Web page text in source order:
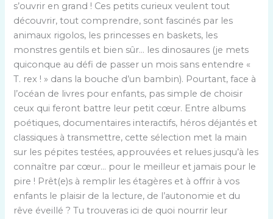
s’ouvrir en grand ! Ces petits curieux veulent tout
découvrir, tout comprendre, sont fascinés par les
animaux rigolos, les princesses en baskets, les
monstres gentils et bien sûr… les dinosaures (je mets
quiconque au défi de passer un mois sans entendre «
T. rex ! » dans la bouche d’un bambin). Pourtant, face à
l’océan de livres pour enfants, pas simple de choisir
ceux qui feront battre leur petit cœur. Entre albums
poétiques, documentaires interactifs, héros déjantés et
classiques à transmettre, cette sélection met la main
sur les pépites testées, approuvées et relues jusqu’à les
connaître par cœur… pour le meilleur et jamais pour le
pire ! Prêt(e)s à remplir les étagères et à offrir à vos
enfants le plaisir de la lecture, de l’autonomie et du
rêve éveillé ? Tu trouveras ici de quoi nourrir leur